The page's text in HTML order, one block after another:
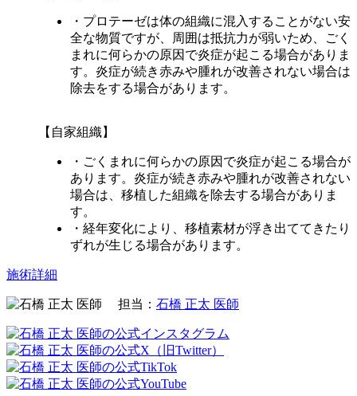
・プロテーゼは体の組織に混入することがない安
全な物質ですが、周囲は抵抗力が弱いため、ごく
まれに何らかの原因で炎症が起こる場合がありま
す。炎症が続き赤みや腫れが改善されない場合は
除去をする場合があります。
【自家組織】
・ごくまれに何らかの原因で炎症が起こる場合が
あります。炎症が続き赤みや腫れが改善されない
場合は、移植した組織を除去する場合がありま
す。
・経年変化により、移植素材が浮き出ててきたり
ずれが生じる場合があります。
施術詳細
担当： 石橋 正太 医師